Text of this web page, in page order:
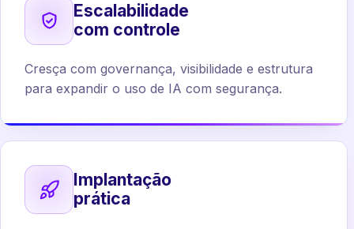
Escalabilidade
com controle
Cresça com governança, visibilidade e estrutura
para expandir o uso de IA com segurança.
Implantação
prática